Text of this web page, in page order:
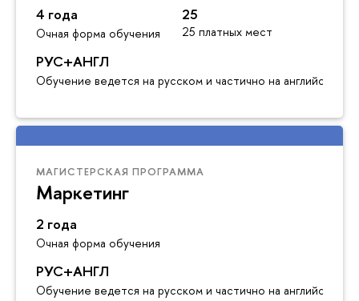
4 года
Очная форма обучения
25
25 платных мест
РУС+АНГЛ
Обучение ведется на русском и частично на английском
МАГИСТЕРСКАЯ ПРОГРАММА
Маркетинг
2 года
Очная форма обучения
РУС+АНГЛ
Обучение ведется на русском и частично на английском